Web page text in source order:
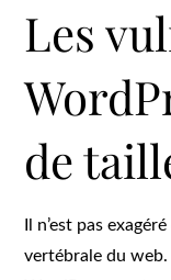
Les
de
Il n’est pas
vertébrale du web.